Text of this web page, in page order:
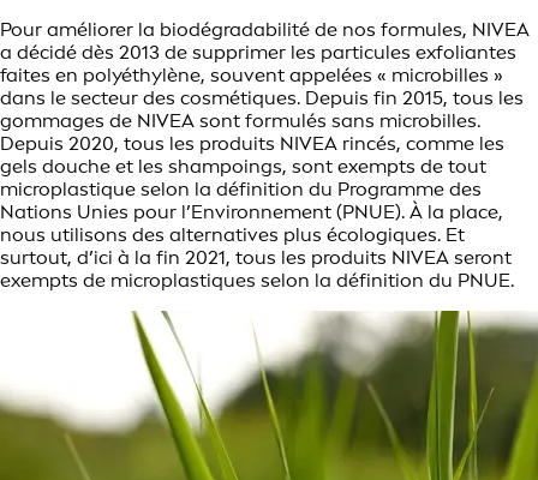
Pour améliorer la biodégradabilité de nos formules, NIVEA
a décidé dès 2013 de supprimer les particules exfoliantes
faites en polyéthylène, souvent appelées « microbilles »
dans le secteur des cosmétiques. Depuis fin 2015, tous les
gommages de NIVEA sont formulés sans microbilles.
Depuis 2020, tous les produits NIVEA rincés, comme les
gels douche et les shampoings, sont exempts de tout
microplastique selon la définition du Programme des
Nations Unies pour l’Environnement (PNUE). À la place,
nous utilisons des alternatives plus écologiques. Et
surtout, d’ici à la fin 2021, tous les produits NIVEA seront
exempts de microplastiques selon la définition du PNUE.